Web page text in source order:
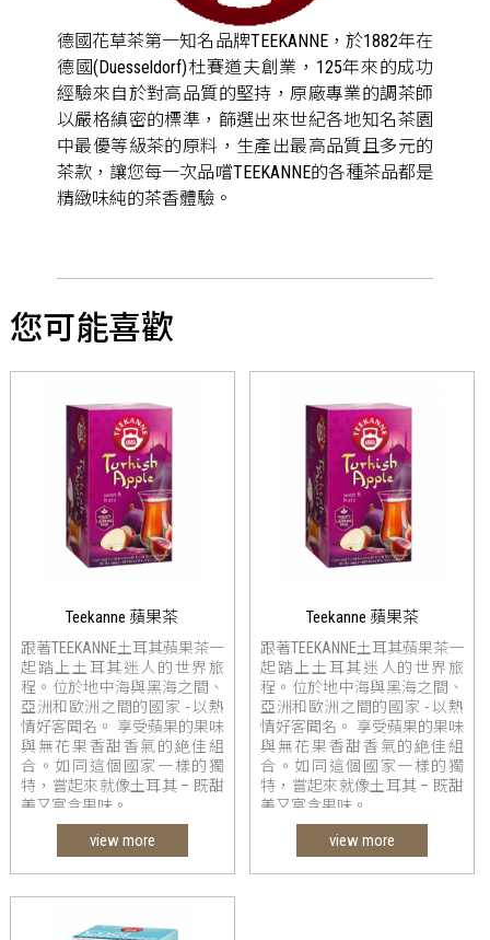
德國花草茶第一知名品牌TEEKANNE，於1882年在
德國(Duesseldorf)杜賽道夫創業，125年來的成功
經驗來自於對高品質的堅持，原廠專業的調茶師
以嚴格縝密的標準，篩選出來世紀各地知名茶園
中最優等級茶的原料，生產出最高品質且多元的
茶款，讓您每一次品嚐TEEKANNE的各種茶品都是
精緻味純的茶香體驗。
您可能喜歡
Teekanne 蘋果茶
跟著TEEKANNE土耳其蘋果茶一
起踏上土耳其迷人的世界旅
程。位於地中海與黑海之間、
亞洲和歐洲之間的國家 - 以熱
情好客聞名。 享受蘋果的果味
與無花果香甜香氣的絶佳組
合。如同這個國家一樣的獨
特，嘗起來就像土耳其 – 既甜
美又富含果味。
view more
Teekanne 蘋果茶
跟著TEEKANNE土耳其蘋果茶一
起踏上土耳其迷人的世界旅
程。位於地中海與黑海之間、
亞洲和歐洲之間的國家 - 以熱
情好客聞名。 享受蘋果的果味
與無花果香甜香氣的絶佳組
合。如同這個國家一樣的獨
特，嘗起來就像土耳其 – 既甜
美又富含果味。
view more